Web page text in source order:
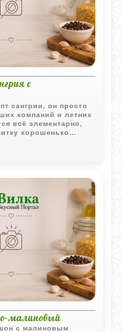
с
сангрии, он просто
компаний и летних
всё элементарно,
хорошенько
чтобы
вкус и аромат.
берите хорошее
него во многом
коктейля!
малиновый
с малиновым